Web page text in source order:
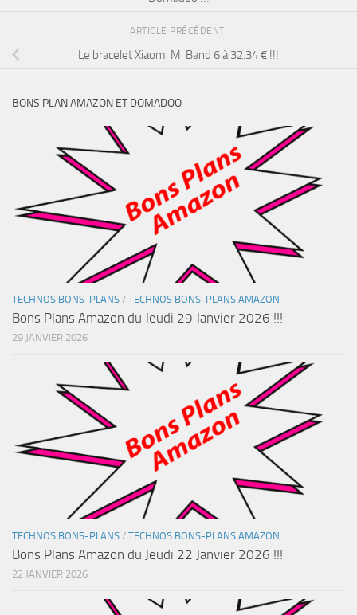
ARTICLE PRÉCÉDENT
Le bracelet Xiaomi Mi Band 6 à 32.34 € !!!
BONS PLAN AMAZON ET DOMADOO
TECHNOS BONS-PLANS / TECHNOS BONS-PLANS AMAZON
Bons Plans Amazon du Jeudi 29 Janvier 2026 !!!
29 JANVIER 2026
TECHNOS BONS-PLANS / TECHNOS BONS-PLANS AMAZON
Bons Plans Amazon du Jeudi 22 Janvier 2026 !!!
22 JANVIER 2026